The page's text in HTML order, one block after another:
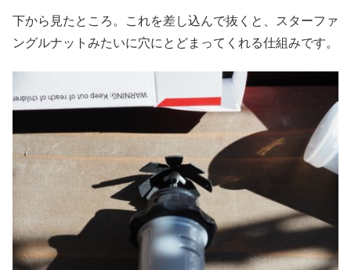
下から見たところ。これを差し込んで抜くと、スターファ
ングルナットみたいに穴にとどまってくれる仕組みです。